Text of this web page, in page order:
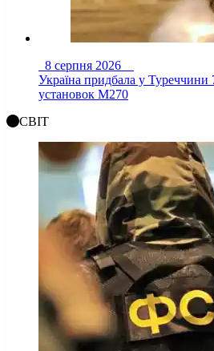
8 серпня 2026
Україна придбала у Туреччини
установок M270
СВІТ